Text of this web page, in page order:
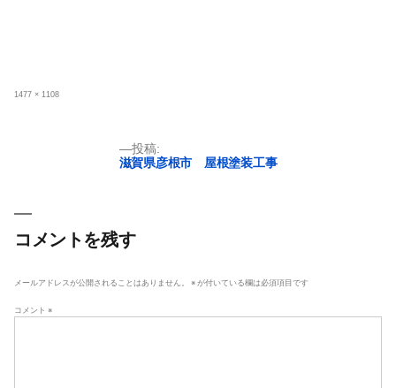
フ
1477 × 1108
ビ
シ
ン
投稿:
滋賀県彦根市 屋根塗装工事
コメントを残す
メールアドレスが公開されることはありません。 ※ が付いている欄は必須項目です
コメント ※